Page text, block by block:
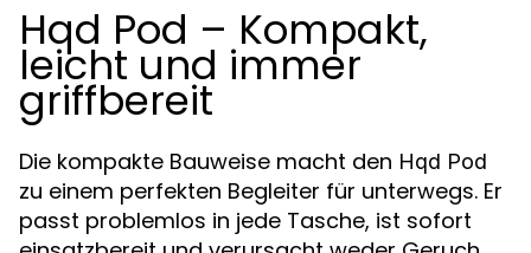
Hqd Pod – Kompakt,
leicht und immer
griffbereit
Die kompakte Bauweise macht den Hqd Pod
zu einem perfekten Begleiter für unterwegs. Er
passt problemlos in jede Tasche, ist sofort